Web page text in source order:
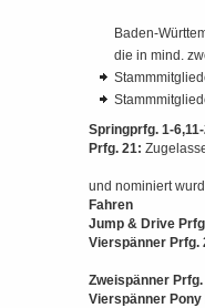
Baden-
die in mind.
Springprfg. 1-
Prfg. 21:
und nominiert
Fahren
Jump & Drive
Vierspänner Prfg.
Zweispänner Prfg.
Vierspänner Pony